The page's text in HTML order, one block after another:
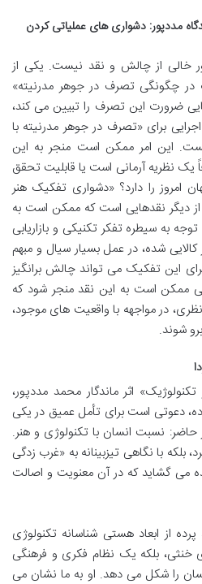
مددپور: دشواری های عملیاتی کردن
خالی از چالش و نقد نیست. یکی از
در چگونگی تصرف در جوهر مدرنیته»
ضرورت این تصرف را تبیین می کند،
برای «تصرف در جوهر مدرنیته با
این امر ممکن است منجر به این
یک نظریه آرمانی است یا قابلیت تحقق
امروز را دارد؟ «دشواری تفکیک هنر
دیگر نقدهایی است که ممکن است به
به سیطره تفکر تکنیکی و بازاریابی
کالایی شده، در عمل بسیار سیال و مبهم
این تفکیک می تواند چالش برانگیز
ممکن است به این نقد منجر شود که
در مواجهه با واقعیت های موجود،
شوند.
اثر ماندگار محمد مددپور،
دعوتی است برای تأمل عمیق در یکی
نسبت انسان با تکنولوژی و هنر.
بلکه با نگاهی تیزبینانه به «غرب زدگی
می گشاید که در آن معنویت و اصالت
از ابعاد هستی شناسانه تکنولوژی
خنثی، بلکه یک نظام فکری و فرهنگی
را شکل می دهد. او به ما نشان می